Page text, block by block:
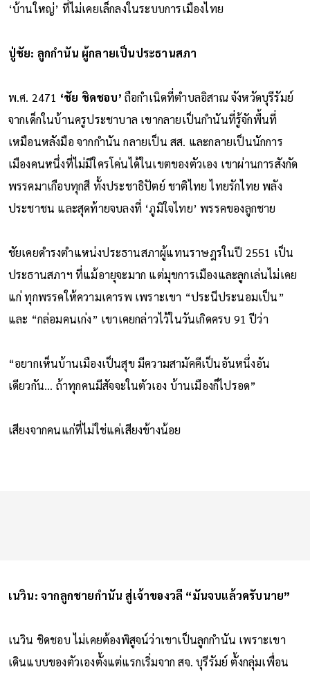
‘บ้านใหญ่’ ที่ไม่เคยเล็กลงในระบบการเมืองไทย
ปู่ชัย: ลูกกำนัน ผู้กลายเป็นประธานสภา
พ.ศ. 2471 ‘ชัย ชิดชอบ’ถือกำเนิดที่ตำบลอิสาณ จังหวัดบุรีรัมย์
จากเด็กในบ้านครูประชาบาล เขากลายเป็นกำนันที่รู้จักพื้นที่
เหมือนหลังมือ จากกำนัน กลายเป็น สส. และกลายเป็นนักการ
เมืองคนหนึ่งที่ไม่มีใครโค่นได้ในเขตของตัวเอง เขาผ่านการสังกัด
พรรคมาเกือบทุกสี ทั้งประชาธิปัตย์ ชาติไทย ไทยรักไทย พลัง
ประชาชน และสุดท้ายจบลงที่ ‘ภูมิใจไทย’ พรรคของลูกชาย
ชัยเคยดำรงตำแหน่งประธานสภาผู้แทนราษฎรในปี 2551 เป็น
ประธานสภาฯ ที่แม้อายุจะมาก แต่มุขการเมืองและลูกเล่นไม่เคย
แก่ ทุกพรรคให้ความเคารพ เพราะเขา “ประนีประนอมเป็น”
และ “กล่อมคนเก่ง” เขาเคยกล่าวไว้ในวันเกิดครบ 91 ปีว่า
“อยากเห็นบ้านเมืองเป็นสุข มีความสามัคคีเป็นอันหนึ่งอัน
เดียวกัน... ถ้าทุกคนมีสัจจะในตัวเอง บ้านเมืองก็ไปรอด”
เสียงจากคนแก่ที่ไม่ใช่แค่เสียงข้างน้อย
เนวิน: จากลูกชายกำนัน สู่เจ้าของวลี “มันจบแล้วครับนาย”
เนวิน ชิดชอบ ไม่เคยต้องพิสูจน์ว่าเขาเป็นลูกกำนัน เพราะเขา
เดินแบบของตัวเองตั้งแต่แรกเริ่มจาก สจ. บุรีรัมย์ ตั้งกลุ่มเพื่อน